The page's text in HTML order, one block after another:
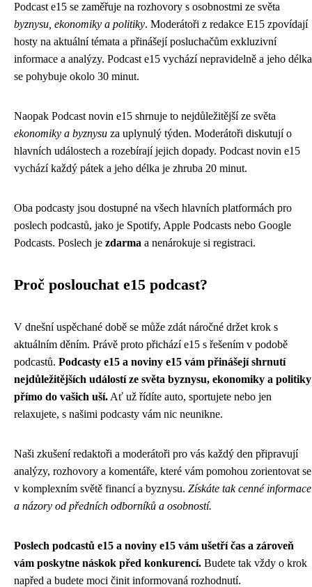
Podcast e15 se zaměřuje na rozhovory s osobnostmi ze světa
byznysu, ekonomiky a politiky. Moderátoři z redakce E15 zpovídají
hosty na aktuální témata a přinášejí posluchačům exkluzivní
informace a analýzy. Podcast e15 vychází nepravidelně a jeho délka
se pohybuje okolo 30 minut.
Naopak Podcast novin e15 shrnuje to nejdůležitější ze světa
ekonomiky a byznysu za uplynulý týden. Moderátoři diskutují o
hlavních událostech a rozebírají jejich dopady. Podcast novin e15
vychází každý pátek a jeho délka je zhruba 20 minut.
Oba podcasty jsou dostupné na všech hlavních platformách pro
poslech podcastů, jako je Spotify, Apple Podcasts nebo Google
Podcasts. Poslech je zdarma a nenárokuje si registraci.
Proč poslouchat e15 podcast?
V dnešní uspěchané době se může zdát náročné držet krok s
aktuálním děním. Právě proto přichází e15 s řešením v podobě
podcastů. Podcasty e15 a noviny e15 vám přinášejí shrnutí
nejdůležitějších událostí ze světa byznysu, ekonomiky a politiky
přímo do vašich uší. Ať už řídíte auto, sportujete nebo jen
relaxujete, s našimi podcasty vám nic neunikne.
Naši zkušení redaktoři a moderátoři pro vás každý den připravují
analýzy, rozhovory a komentáře, které vám pomohou zorientovat se
v komplexním světě financí a byznysu. Získáte tak cenné informace
a názory od předních odborníků a osobností.
Poslech podcastů e15 a noviny e15 vám ušetří čas a zároveň
vám poskytne náskok před konkurencí. Budete tak vždy o krok
napřed a budete moci činit informovaná rozhodnutí.